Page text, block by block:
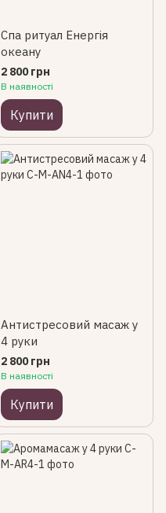
Спа ритуал Енергія
океану
2 800 грн
В наявності
Купити
Aнтистресовий масаж у
4 руки
2 800 грн
В наявності
Купити